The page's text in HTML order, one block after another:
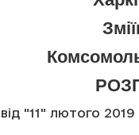
від "11" лютого